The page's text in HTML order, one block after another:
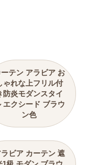
ーテン アラビア お
ゃれな上フリル付
防炎モダンスタイ
エクシード ブラウ
ン色
ラビア カーテン 遮